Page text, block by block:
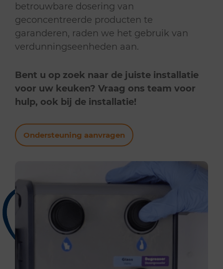
betrouwbare dosering van
geconcentreerde producten te
garanderen, raden we het gebruik van
verdunningseenheden aan.
Bent u op zoek naar de juiste installatie
voor uw keuken? Vraag ons team voor
hulp, ook bij de installatie!
Ondersteuning aanvragen